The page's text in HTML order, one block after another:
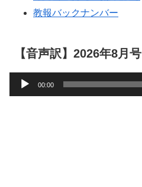
教報バックナンバー
【音声訳】2026年8月号
声
00:00